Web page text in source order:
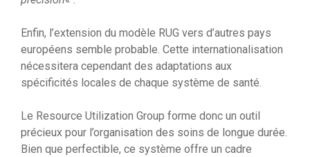
Enfin, l’extension du modèle RUG vers d’autres pays
européens semble probable. Cette internationalisation
nécessitera cependant des adaptations aux
spécificités locales de chaque système de santé.
Le Resource Utilization Group forme donc un outil
précieux pour l’organisation des soins de longue durée.
Bien que perfectible, ce système offre un cadre